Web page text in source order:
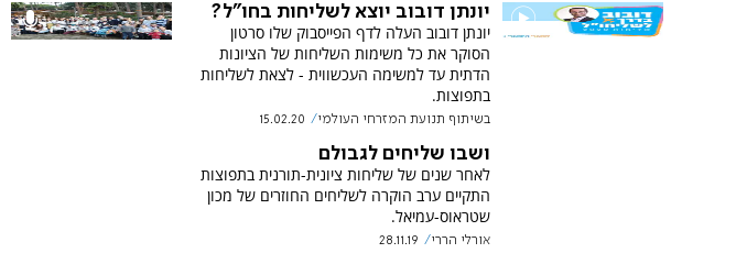
יונתן דובוב יוצא לשליחות בחו"ל?
יונתן דובוב העלה לדף הפייסבוק שלו סרטון
הסוקר את כל משימות השליחות של הציונות
הדתית עד למשימה העכשווית - לצאת לשליחות
בתפוצות.
בשיתוף תנועת המזרחי העולמי 15.02.20
ושבו שליחים לגבולם
לאחר שנים של שליחות ציונית-תורנית בתפוצות
התקיים ערב הוקרה לשליחים החוזרים של מכון
שטראוס-עמיאל.
אורלי הררי 28.11.19